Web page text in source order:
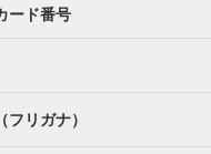
ード番号
フリガナ）